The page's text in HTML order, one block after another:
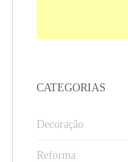
CATEGORIAS
Decoração
Reforma